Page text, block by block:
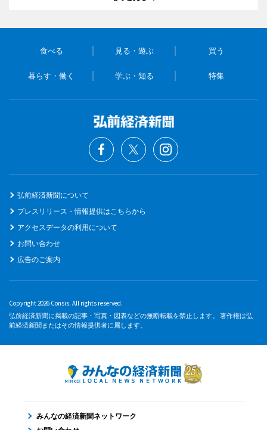
食べる 見る・遊ぶ 買う
暮らす・働く 学ぶ・知る 特集
弘前経済新聞について
プレスリリース・情報提供はこちらから
アクセスデータの利用について
お問い合わせ
広告のご案内
Copyright 2026 Consis. All rights reserved.
弘前経済新聞に掲載の記事・写真・図表などの無断転載を禁止します。 著作権は弘
前経済新聞またはその情報提供者に属します。
みんなの経済新聞ネットワーク